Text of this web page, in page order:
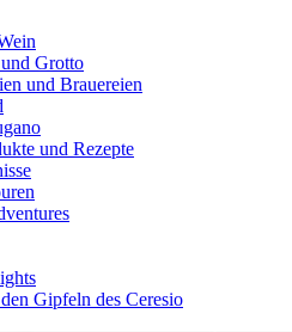
Grotto
und Brauereien
und Rezepte
Gipfeln des Ceresio